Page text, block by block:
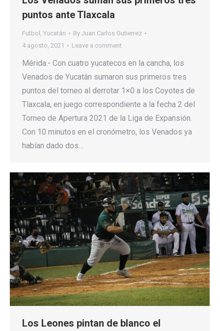
puntos ante Tlaxcala
Futbol , Yucatán By Juan Carlos Gutierrez
4 agosto, 2021
Leave a comment
Mérida.- Con cuatro yucatecos en la cancha, los
Venados de Yucatán sumaron sus primeros tres
puntos del torneo al derrotar 1×0 a los Coyotes de
Tlaxcala, en juego correspondiente a la fecha 2 del
Torneo de Apertura 2021 de la Liga de Expansión.
Con 10 minutos en el cronómetro, los Venados ya
habían dado dos…
Los Leones pintan de blanco el